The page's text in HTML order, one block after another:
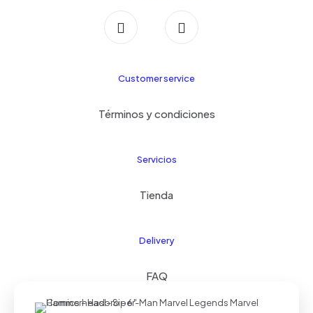
Customer service
Términos y condiciones
Servicios
Tienda
Delivery
FAQ